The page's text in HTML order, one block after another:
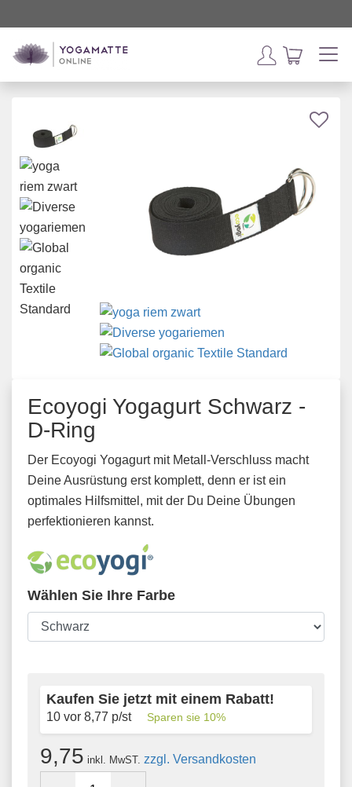
Ecoyogi Yogagurt Schwarz -
D-Ring
Der Ecoyogi Yogagurt mit Metall-Verschluss macht
Deine Ausrüstung erst komplett, denn er ist ein
optimales Hilfsmittel, mit der Du Deine Übungen
perfektionieren kannst.
Wählen Sie Ihre Farbe
Kaufen Sie jetzt mit einem Rabatt!
10 vor 8,77 p/st Sparen sie 10%
9,75 inkl. MwST. zzgl. Versandkosten